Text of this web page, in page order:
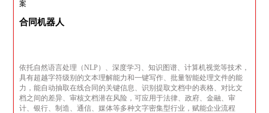
合同机器人
依托自然语言处理（NLP）、深度学习、知识图谱、计算机视觉等技术，
具有超越字符级别的文本理解能力和一键写作、批量智能处理文件的能
力，能自动抽取在线合同的关键信息、识别提取文档中的表格、对比文
档之间的差异、审核文档潜在风险，可应用于法律、政府、金融、审
计、银行、制造、通信、媒体等多种文字密集型行业，赋能企业流程